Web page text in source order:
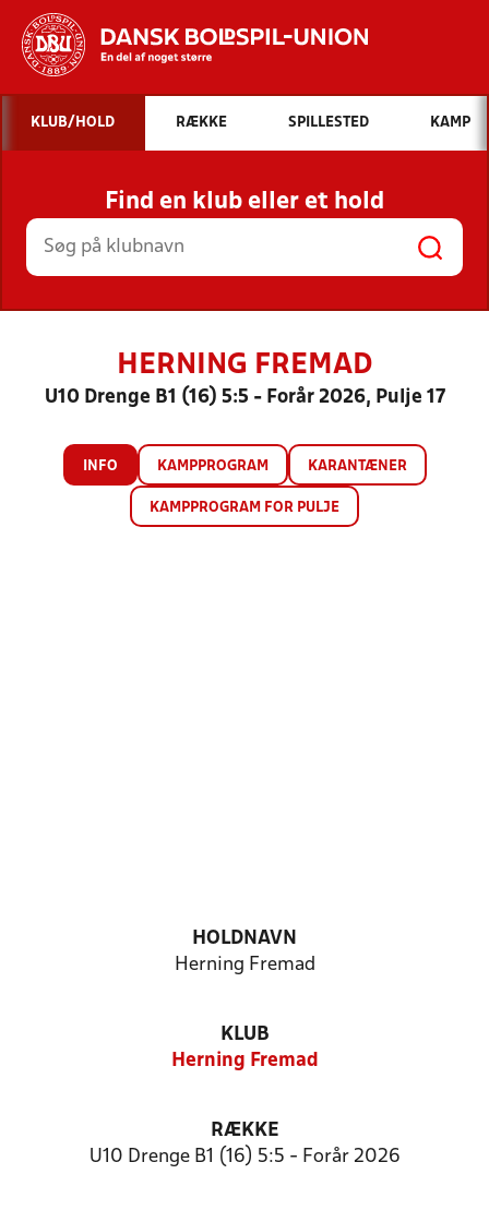
Hvad vil du søge efter?
INDHOLD OG NYHEDER
STILLINGER, RESULTATER, KLUBBER OG
HOLD
KLUB/HOLD RÆKKE SPILLESTED KAMP
Find en klub eller et hold
HERNING FREMAD
U10 Drenge B1 (16) 5:5 - Forår 2026, Pulje 17
INFO KAMPPROGRAM KARANTÆNER
KAMPPROGRAM FOR PULJE
HOLDNAVN
Herning Fremad
KLUB
Herning Fremad
RÆKKE
U10 Drenge B1 (16) 5:5 - Forår 2026